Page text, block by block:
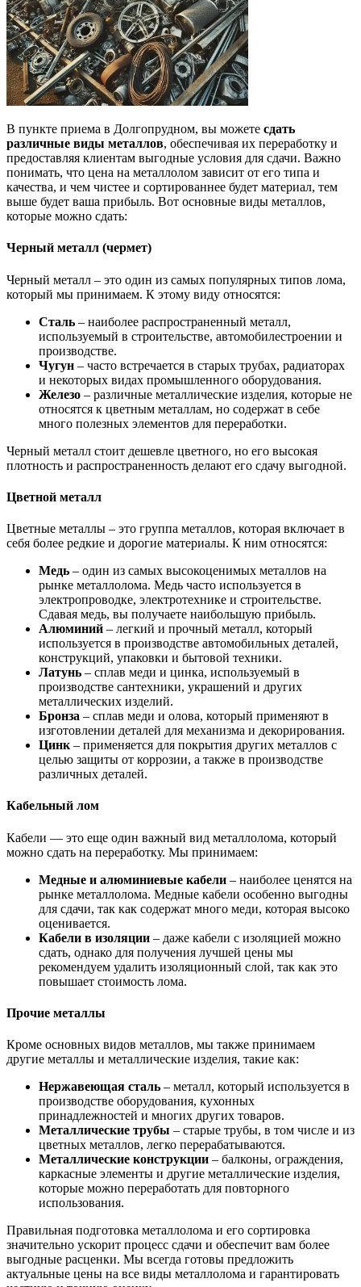
В пункте приема в Долгопрудном, вы можете сдать
различные виды металлов, обеспечивая их переработку и
предоставляя клиентам выгодные условия для сдачи. Важно
понимать, что цена на металлолом зависит от его типа и
качества, и чем чистее и сортированнее будет материал, тем
выше будет ваша прибыль. Вот основные виды металлов,
которые можно сдать:
Черный металл (чермет)
Черный металл – это один из самых популярных типов лома,
который мы принимаем. К этому виду относятся:
Сталь – наиболее распространенный металл,
используемый в строительстве, автомобилестроении и
производстве.
Чугун – часто встречается в старых трубах, радиаторах
и некоторых видах промышленного оборудования.
Железо – различные металлические изделия, которые не
относятся к цветным металлам, но содержат в себе
много полезных элементов для переработки.
Черный металл стоит дешевле цветного, но его высокая
плотность и распространенность делают его сдачу выгодной.
Цветной металл
Цветные металлы – это группа металлов, которая включает в
себя более редкие и дорогие материалы. К ним относятся:
Медь – один из самых высокоценимых металлов на
рынке металлолома. Медь часто используется в
электропроводке, электротехнике и строительстве.
Сдавая медь, вы получаете наибольшую прибыль.
Алюминий – легкий и прочный металл, который
используется в производстве автомобильных деталей,
конструкций, упаковки и бытовой техники.
Латунь – сплав меди и цинка, используемый в
производстве сантехники, украшений и других
металлических изделий.
Бронза – сплав меди и олова, который применяют в
изготовлении деталей для механизма и декорирования.
Цинк – применяется для покрытия других металлов с
целью защиты от коррозии, а также в производстве
различных деталей.
Кабельный лом
Кабели — это еще один важный вид металлолома, который
можно сдать на переработку. Мы принимаем:
Медные и алюминиевые кабели – наиболее ценятся на
рынке металлолома. Медные кабели особенно выгодны
для сдачи, так как содержат много меди, которая высоко
оценивается.
Кабели в изоляции – даже кабели с изоляцией можно
сдать, однако для получения лучшей цены мы
рекомендуем удалить изоляционный слой, так как это
повышает стоимость лома.
Прочие металлы
Кроме основных видов металлов, мы также принимаем
другие металлы и металлические изделия, такие как:
Нержавеющая сталь – металл, который используется в
производстве оборудования, кухонных
принадлежностей и многих других товаров.
Металлические трубы – старые трубы, в том числе и из
цветных металлов, легко перерабатываются.
Металлические конструкции – балконы, ограждения,
каркасные элементы и другие металлические изделия,
которые можно переработать для повторного
использования.
Правильная подготовка металлолома и его сортировка
значительно ускорит процесс сдачи и обеспечит вам более
выгодные расценки. Мы всегда готовы предложить
актуальные цены на все виды металлолома и гарантировать